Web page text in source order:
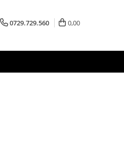
0729.729.560 0,00